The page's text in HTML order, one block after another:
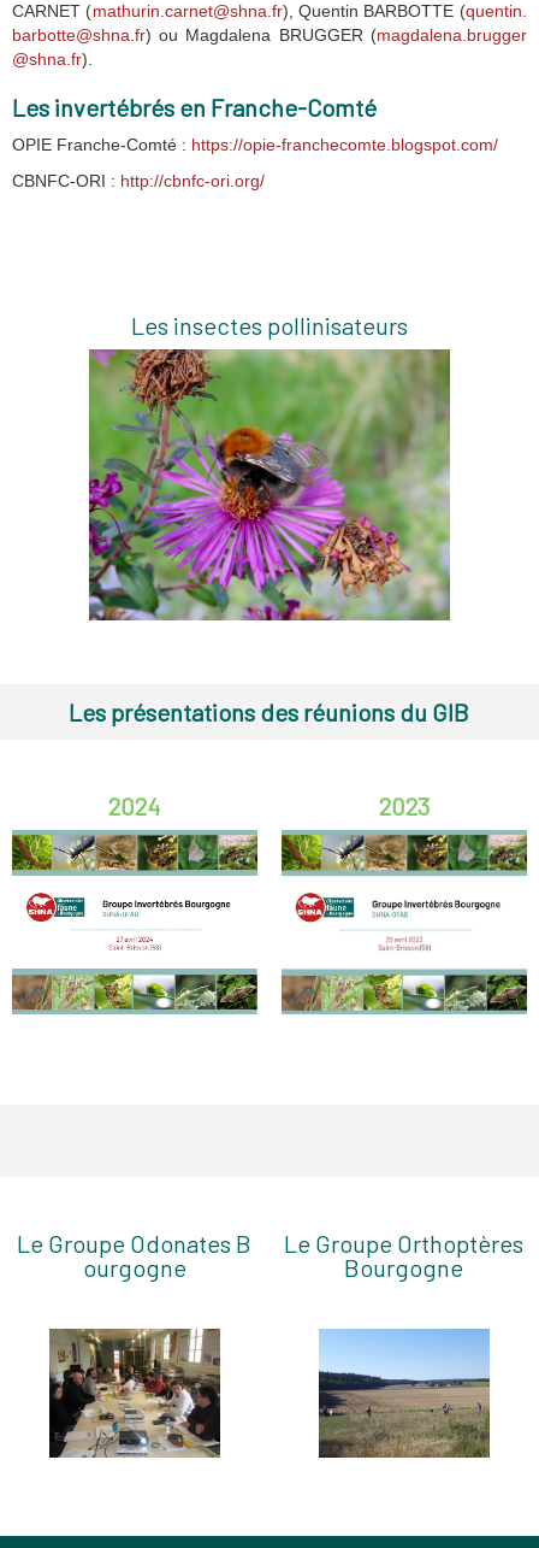
CARNET (mathurin.carnet@shna.fr), Quentin BARBOTTE (quentin.
barbotte@shna.fr) ou Magdalena BRUGGER (magdalena.brugger
@shna.fr).
Les invertébrés en Franche-Comté
OPIE Franche-Comté : https://opie-franchecomte.blogspot.com/
CBNFC-ORI : http://cbnfc-ori.org/
Les insectes pollinisateurs
Les présentations des réunions du GIB
2024 2023
Le Groupe Odonates B
ourgogne
Le Groupe Orthoptères
Bourgogne